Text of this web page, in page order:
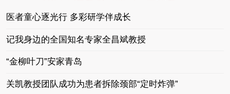
医者童心逐光行 多彩研学伴成长
记我身边的全国知名专家全昌斌教授
“金柳叶刀”安家青岛
关凯教授团队成功为患者拆除颈部“定时炸弹”